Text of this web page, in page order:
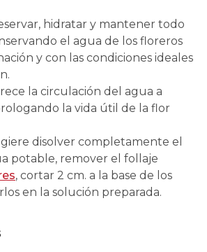
hidratar y mantener todo
el agua de los floreros
y con las condiciones ideales
la circulación del agua a
la vida útil de la flor
disolver completamente el
potable, remover el follaje
, cortar 2 cm. a la base de los
en la solución preparada.